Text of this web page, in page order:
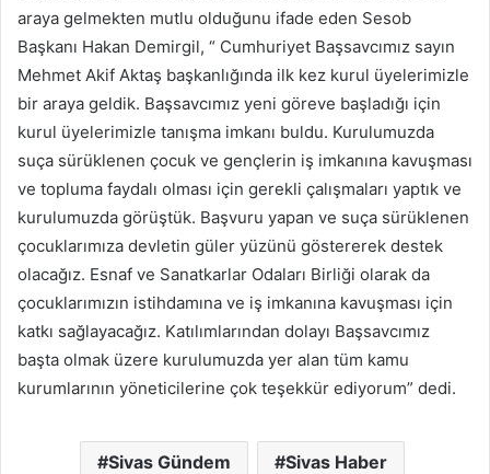
araya gelmekten mutlu olduğunu ifade eden Sesob
Başkanı Hakan Demirgil, “ Cumhuriyet Başsavcımız sayın
Mehmet Akif Aktaş başkanlığında ilk kez kurul üyelerimizle
bir araya geldik. Başsavcımız yeni göreve başladığı için
kurul üyelerimizle tanışma imkanı buldu. Kurulumuzda
suça sürüklenen çocuk ve gençlerin iş imkanına kavuşması
ve topluma faydalı olması için gerekli çalışmaları yaptık ve
kurulumuzda görüştük. Başvuru yapan ve suça sürüklenen
çocuklarımıza devletin güler yüzünü göstererek destek
olacağız. Esnaf ve Sanatkarlar Odaları Birliği olarak da
çocuklarımızın istihdamına ve iş imkanına kavuşması için
katkı sağlayacağız. Katılımlarından dolayı Başsavcımız
başta olmak üzere kurulumuzda yer alan tüm kamu
kurumlarının yöneticilerine çok teşekkür ediyorum” dedi.
Sivas Gündem Sivas Haber